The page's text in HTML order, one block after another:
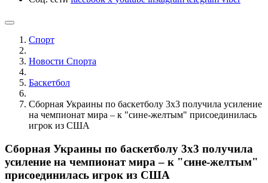
Спорт
Новости Cпорта
Баскетбол
Сборная Украины по баскетболу 3х3 получила усиление
на чемпионат мира – к "сине-желтым" присоединилась
игрок из США
Сборная Украины по баскетболу 3х3 получила
усиление на чемпионат мира – к "сине-желтым"
присоединилась игрок из США